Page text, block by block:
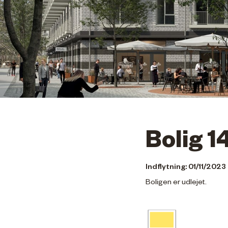
Bolig
Indflytning: 01/11/2023
Boligen er udlejet.